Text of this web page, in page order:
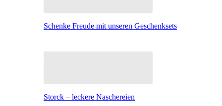
Schenke Freude mit unseren Geschenksets
Storck – leckere Naschereien